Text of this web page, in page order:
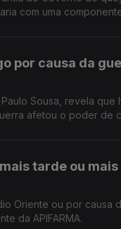
com uma
por causa da
Sousa, revela
afetou o poder de
tarde ou
Oriente ou por causa
da APIFARMA.